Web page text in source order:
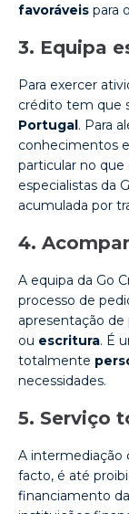
favoráveis para
3. Equipa
Para exercer
crédito tem que
Portugal. Para
conhecimentos
particular no que
especialistas da
acumulada por
4.
A equipa da Go
processo de
apresentação
ou escritura. É
totalmente
necessidades.
5. Serviço
A intermediação
facto, é até
financiamento